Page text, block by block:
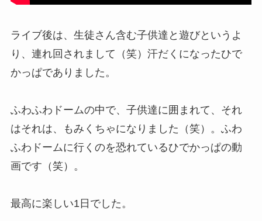
ライブ後は、生徒さん含む子供達と遊びというよ
り、連れ回されまして（笑）汗だくになったひで
かっぱでありました。
ふわふわドームの中で、子供達に囲まれて、それ
はそれは、もみくちゃになりました（笑）。ふわ
ふわドームに行くのを恐れているひでかっぱの動
画です（笑）。
最高に楽しい1日でした。